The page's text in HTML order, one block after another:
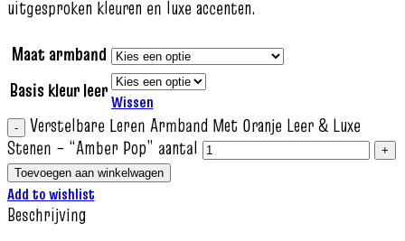
uitgesproken kleuren en luxe accenten.
Maat armband
Basis kleur leerWissen
Verstelbare Leren Armband Met Oranje Leer & Luxe
Stenen – “Amber Pop” aantal
Toevoegen aan winkelwagen
Add to wishlist
Beschrijving